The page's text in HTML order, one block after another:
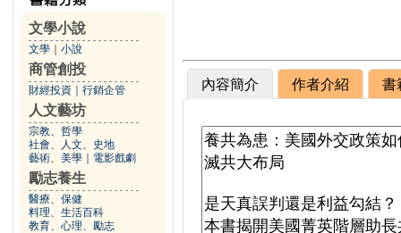
文學小說
文學 小說
商管創投
財經投資 行銷企管
人文藝坊
宗教、哲學
社會、人文、史地
藝術、美學
電影戲劇
勵志養生
醫療、保健
料理、生活百科
教育、心理、勵志
內容簡介 作者介紹 書